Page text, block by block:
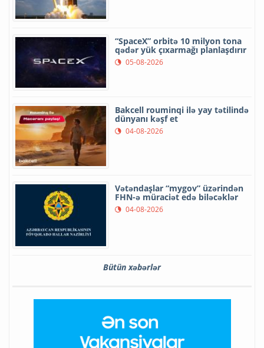
“SpaceX” orbitə 10 milyon tona
qədər yük çıxarmağı planlaşdırır
05-08-2026
Bakcell rouminqi ilə yay tətilində
dünyanı kəşf et
04-08-2026
Vətəndaşlar “mygov” üzərindən
FHN-ə müraciət edə biləcəklər
04-08-2026
Bütün xəbərlər